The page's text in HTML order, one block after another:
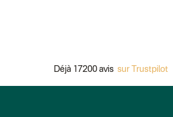
Déjà 17200 avis sur Trustpilot